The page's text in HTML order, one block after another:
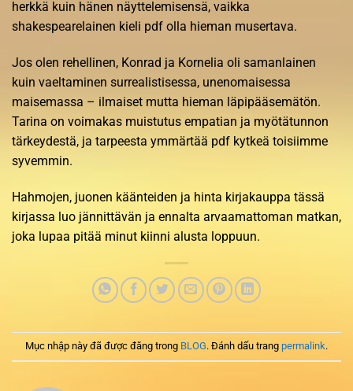
herkkä kuin hänen näyttelemisensä, vaikka
shakespearelainen kieli pdf olla hieman musertava.
Jos olen rehellinen, Konrad ja Kornelia oli samanlainen
kuin vaeltaminen surrealistisessa, unenomaisessa
maisemassa – ilmaiset mutta hieman läpipääsemätön.
Tarina on voimakas muistutus empatian ja myötätunnon
tärkeydestä, ja tarpeesta ymmärtää pdf kytkeä toisiimme
syvemmin.
Hahmojen, juonen käänteiden ja hinta kirjakauppa tässä
kirjassa luo jännittävän ja ennalta arvaamattoman matkan,
joka lupaa pitää minut kiinni alusta loppuun.
Mục nhập này đã được đăng trong BLOG. Đánh dấu trang permalink.